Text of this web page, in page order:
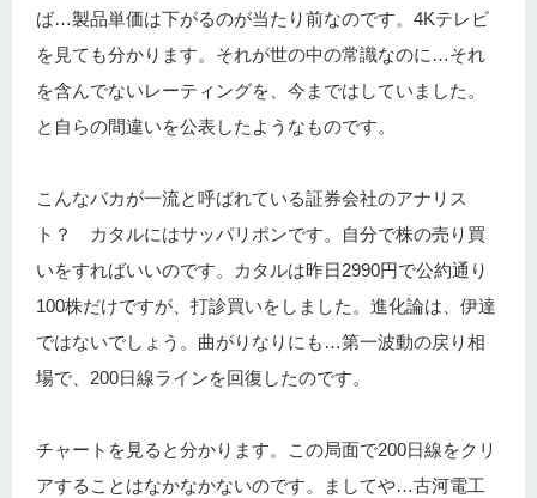
ば…製品単価は下がるのが当たり前なのです。4Kテレビ
を見ても分かります。それが世の中の常識なのに…それ
を含んでないレーティングを、今まではしていました。
と自らの間違いを公表したようなものです。
こんなバカが一流と呼ばれている証券会社のアナリス
ト？ カタルにはサッパリポンです。自分で株の売り買
いをすればいいのです。カタルは昨日2990円で公約通り
100株だけですが、打診買いをしました。進化論は、伊達
ではないでしょう。曲がりなりにも…第一波動の戻り相
場で、200日線ラインを回復したのです。
チャートを見ると分かります。この局面で200日線をクリ
アすることはなかなかないのです。ましてや…古河電工